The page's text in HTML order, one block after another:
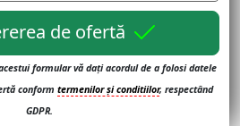
de ofertă
formular vă dați acordul de a folosi datele
conform termenilor și conditiilor, respectând
GDPR.